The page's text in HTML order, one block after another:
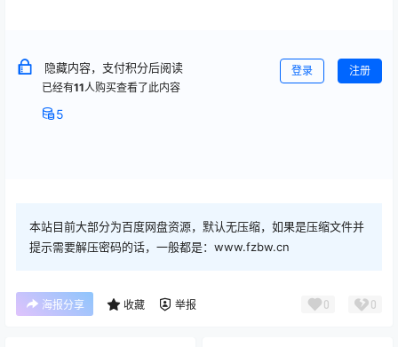
隐藏内容，支付积分后阅读
已经有11人购买查看了此内容
5
登录 注册
本站目前大部分为百度网盘资源，默认无压缩，如果是压缩文件并
提示需要解压密码的话，一般都是：www.fzbw.cn
海报分享 收藏 举报 0 0